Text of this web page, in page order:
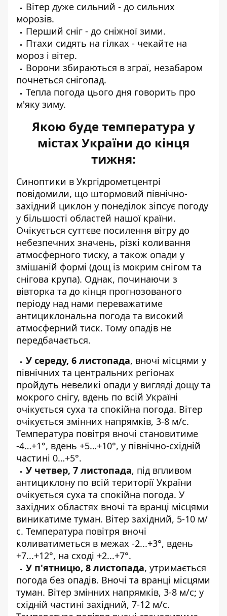
Вітер дуже сильний - до сильних
морозів.
Перший сніг - до сніжної зими.
Птахи сидять на гілках - чекайте на
мороз і вітер.
Ворони збираються в зграї, незабаром
почнеться снігопад.
Тепла погода цього дня говорить про
м'яку зиму.
Якою буде температура у
містах України до кінця
тижня:
Синоптики в Укргідрометцентрі
повідомили, що штормовий північно-
західний циклон у понеділок зіпсує погоду
у більшості областей нашої країни.
Очікується суттєве посилення вітру до
небезпечних значень, різкі коливання
атмосферного тиску, а також опади у
змішаній формі (дощ із мокрим снігом та
снігова крупа). Однак, починаючи з
вівторка та до кінця прогнозованого
періоду над нами переважатиме
антициклональна погода та високий
атмосферний тиск. Тому опадів не
передбачається.
У середу, 6 листопада, вночі місцями у
північних та центральних регіонах
пройдуть невеликі опади у вигляді дощу та
мокрого снігу, вдень по всій Україні
очікується суха та спокійна погода. Вітер
очікується змінних напрямків, 3-8 м/с.
Температура повітря вночі становитиме
-4…+1°, вдень +5…+10°, у північно-східній
частині 0…+5°.
У четвер, 7 листопада, під впливом
антициклону по всій території України
очікується суха та спокійна погода. У
західних областях вночі та вранці місцями
виникатиме туман. Вітер західний, 5-10 м/
с. Температура повітря вночі
коливатиметься в межах -2...+3°, вдень
+7...+12°, на сході +2...+7°.
У п'ятницю, 8 листопада, утримається
погода без опадів. Вночі та вранці місцями
туман. Вітер змінних напрямків, 3-8 м/с; у
східній частині західний, 7-12 м/с.